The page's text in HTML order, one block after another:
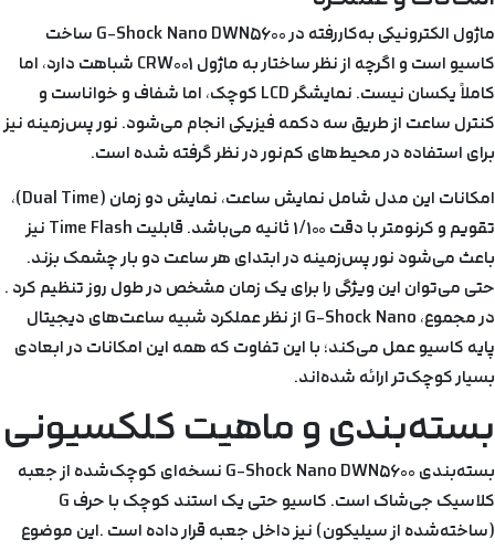
ماژول الکترونیکی به‌کاررفته در G-Shock Nano DWN5600 ساخت
کاسیو است و اگرچه از نظر ساختار به ماژول CRW001 شباهت دارد، اما
کاملاً یکسان نیست. نمایشگر LCD کوچک، اما شفاف و خواناست و
کنترل ساعت از طریق سه دکمه فیزیکی انجام می‌شود. نور پس‌زمینه نیز
برای استفاده در محیط‌های کم‌نور در نظر گرفته شده است.
امکانات این مدل شامل نمایش ساعت، نمایش دو زمان (Dual Time)،
تقویم و کرنومتر با دقت 1/100 ثانیه می‌باشد. قابلیت Time Flash نیز
باعث می‌شود نور پس‌زمینه در ابتدای هر ساعت دو بار چشمک بزند.
حتی می‌توان این ویژگی را برای یک زمان مشخص در طول روز تنظیم کرد .
در مجموع، G-Shock Nano از نظر عملکرد شبیه ساعت‌های دیجیتال
پایه کاسیو عمل می‌کند؛ با این تفاوت که همه این امکانات در ابعادی
بسیار کوچک‌تر ارائه شده‌اند.
بسته‌بندی و ماهیت کلکسیونی
بسته‌بندی G-Shock Nano DWN5600 نسخه‌ای کوچک‌شده از جعبه
کلاسیک جی‌شاک است. کاسیو حتی یک استند کوچک با حرف G
(ساخته‌شده از سیلیکون) نیز داخل جعبه قرار داده است .این موضوع